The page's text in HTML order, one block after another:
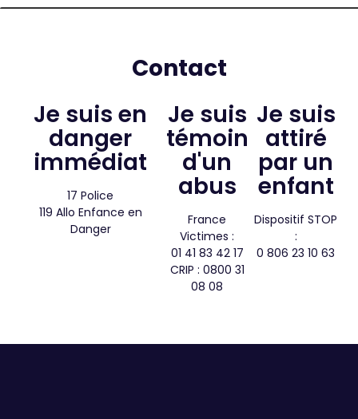
Contact
Je suis en
danger
immédiat
17 Police
119 Allo Enfance en
Danger
Je suis
témoin
d'un
abus
France
Victimes :
01 41 83 42 17
CRIP : 0800 31
08 08
Je suis
attiré
par un
enfant​
Dispositif STOP
:
0 806 23 10 63